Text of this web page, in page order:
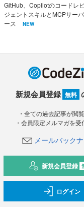
GitHub、Copilotのコードレ
ジェントスキルとMCPサー
ース
NEW
新規会員登録 無料
・全ての過去記事が閲
・会員限定メルマガを
メールバック
新規会員登録
ログイン